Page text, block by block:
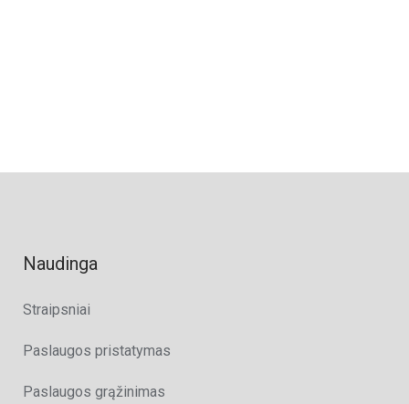
Naudinga
Straipsniai
Paslaugos pristatymas
Paslaugos grąžinimas